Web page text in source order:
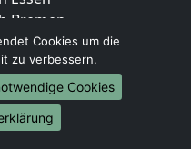
Bremen
Dresden
Hannover
Nürnberg
Duisburg
Bochum
Cookies um die
zu verbessern.
Cookies